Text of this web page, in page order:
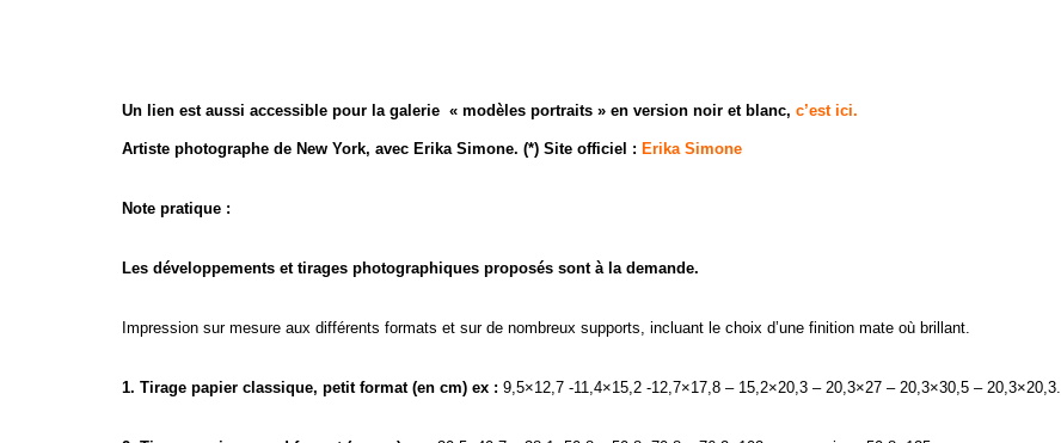
Un lien est aussi accessible pour la galerie « modèles portraits » en version noir et blanc, c’est ici.
Artiste photographe de New York, avec Erika Simone. (*) Site officiel : Erika Simone
Note pratique :
Les développements et tirages photographiques proposés sont à la demande.
Impression sur mesure aux différents formats et sur de nombreux supports, incluant le choix d’une finition mate où brillant.
1. Tirage papier classique, petit format (en cm) ex : 9,5×12,7 -11,4×15,2 -12,7×17,8 – 15,2×20,3 – 20,3×27 – 20,3×30,5 – 20,3×20,3.